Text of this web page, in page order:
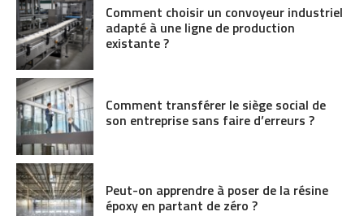
Comment choisir un convoyeur industriel
adapté à une ligne de production
existante ?
Comment transférer le siège social de
son entreprise sans faire d’erreurs ?
Peut-on apprendre à poser de la résine
époxy en partant de zéro ?